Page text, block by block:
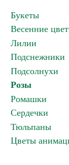
Букеты
Весенние
Лилии
Подснежники
Подсолнухи
Розы
Ромашки
Сердечки
Тюльпаны
Цветы